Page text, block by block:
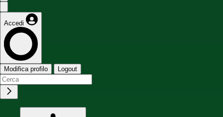
Accedi
Modifica profilo Logout